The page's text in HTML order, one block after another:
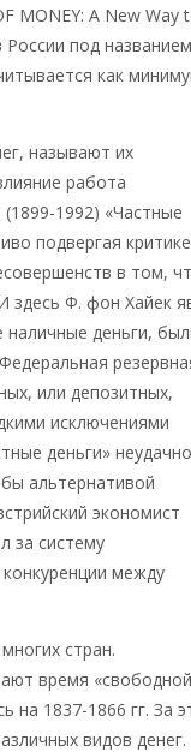
MONEY: A New Way
России под названием
как
называют их
работа
1992) «Частные
подвергая критике
в том,
здесь Ф. фон Хайек
деньги,
или депозитных,
исключениями
деньги»
альтернативой
экономист
за систему
между
стран.
время «свободной
на 1837-1866 гг. За
видов денег.